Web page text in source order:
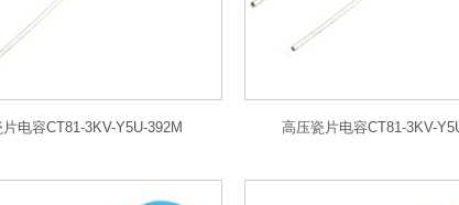
电容CT81-3KV-Y5U-392M 高压瓷片电容CT81-3KV-